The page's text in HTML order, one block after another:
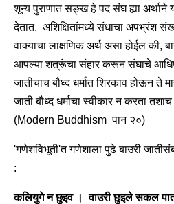
शून्य पुराणात सङ्ख हे पद संघ ह्या
देतात. अशिक्षितांमध्ये संधाचा अपभ्रंश
वाक्याचा लाक्षणिक अर्थ असा होईल की,
आपल्या शत्रूंचा संहार करून संघाचे
जातीचाच बौध्द धर्मात शिरकाव होऊन ते
जाती बौध्द धर्माचा स्वीकार न करता
(Modern Buddhism पान २०)
'गणेशविभूती'त गणेशाला पुढे बाउरी
:
कलियुगे न छुइव । वाउरी छुइले सकल